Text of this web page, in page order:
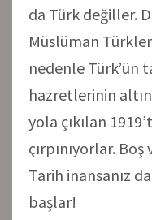
da Türk değiller.
Müslüman
nedenle Türk’ün
hazretlerinin
yola çıkılan
çırpınıyorlar.
Tarih inansanız
başlar!